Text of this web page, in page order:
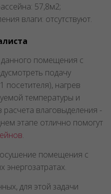
57,8м2;
влаги: отсутствуют.
помещения с
подачу
посетителя), нагрев
температуры и
расчета влаговыделения -
этапе отлично помогут
.
помещения с
для этой задачи